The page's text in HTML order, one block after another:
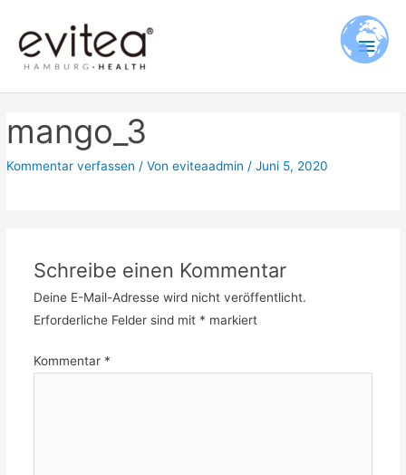
Inhalt
springen
mango_3
Kommentar verfassen / Voneviteaadmin /Juni 5, 2020
Schreibe einen Kommentar
Deine E-Mail-Adresse wird nicht veröffentlicht.
Erforderliche Felder sind mit * markiert
Kommentar *